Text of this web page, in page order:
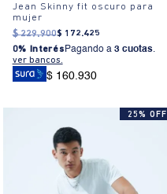
Jean Skinny fit oscuro para
mujer
$ 229.900$ 172.425
0% Interés Pagando a 3 cuotas.
ver bancos.
$ 160.930
25% OFF